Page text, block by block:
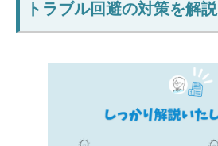
トラブル回避の対策を解説